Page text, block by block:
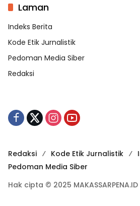
Laman
Indeks Berita
Kode Etik Jurnalistik
Pedoman Media Siber
Redaksi
Redaksi Kode Etik Jurnalistik
Pedoman Media Siber
Hak cipta © 2025 MAKASSARPENA.ID